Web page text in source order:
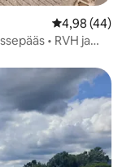
Keskmine
4,98 (44)
• RVH ja